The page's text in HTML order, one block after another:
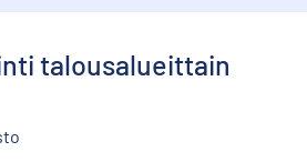
talousalueittain